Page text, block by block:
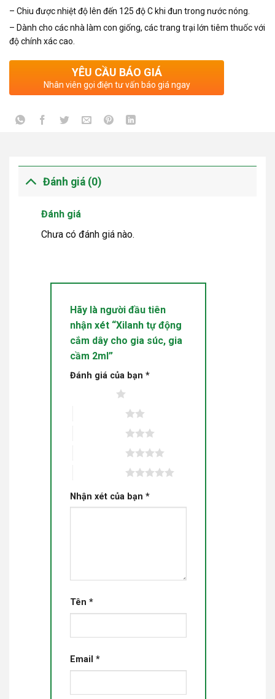
– Chiu được nhiệt độ lên đến 125 độ C khi đun trong nước nóng.
– Dành cho các nhà làm con giống, các trang trại lớn tiêm thuốc với
độ chính xác cao.
YÊU CẦU BÁO GIÁ
Nhân viên gọi điện tư vấn báo giá ngay
Đánh giá (0)
Đánh giá
Chưa có đánh giá nào.
Hãy là người đầu tiên
nhận xét “Xilanh tự động
cắm dây cho gia súc, gia
cầm 2ml”
Đánh giá của bạn *
Nhận xét của bạn *
Tên *
Email *